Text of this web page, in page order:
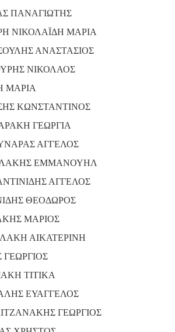
ΠΑΝΑΓΙΩΤΗΣ
ΝΙΚΟΛΑΪΔΗ ΜΑΡΙΑ
ΑΝΑΣΤΑΣΙΟΣ
ΝΙΚΟΛΑΟΣ
ΜΑΡΙΑ
ΚΩΝΣΤΑΝΤΙΝΟΣ
ΓΕΩΡΓΙΑ
ΑΓΓΕΛΟΣ
ΕΜΜΑΝΟΥΗΛ
ΑΓΓΕΛΟΣ
ΘΕΟΔΩΡΟΣ
ΜΑΡΙΟΣ
ΑΙΚΑΤΕΡΙΝΗ
ΤΙΤΙΚΑ
ΕΥΑΓΓΕΛΟΣ
ΓΕΩΡΓΙΟΣ